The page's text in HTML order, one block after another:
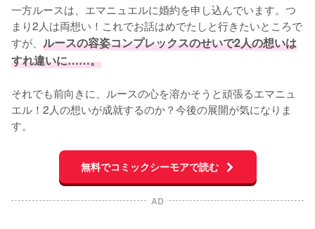
一方ルースは、エマニュエルに婚約を申し込んでいます。つ
まり2人は両想い！これでお話はめでたしと行きたいところで
すが、 ルースの容姿コンプレックスのせいで2人の想いは
すれ違いに……。
それでも前向きに、ルースの心を溶かそうと頑張るエマニュ
エル！2人の想いが成就するのか？今後の展開が気になりま
す。
無料でコミックシーモアで読む
AD